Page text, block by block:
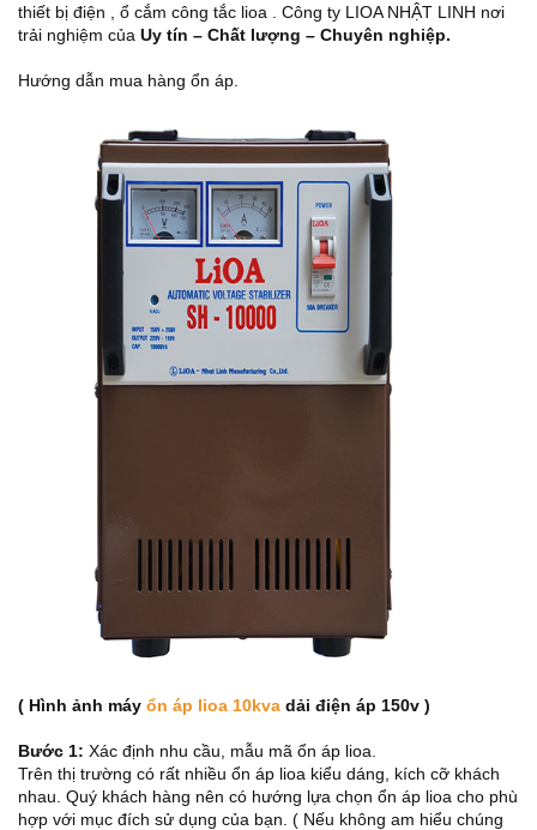
thiết bị điện , ổ cắm công tắc lioa . Công ty LIOA NHẬT LINH nơi
trải nghiệm của Uy tín – Chất lượng – Chuyên nghiệp.
Hướng dẫn mua hàng ổn áp.
( Hình ảnh máy ổn áp lioa 10kva dải điện áp 150v )
Bước 1: Xác định nhu cầu, mẫu mã ổn áp lioa.
Trên thị trường có rất nhiều ổn áp lioa kiểu dáng, kích cỡ khách
nhau. Quý khách hàng nên có hướng lựa chọn ổn áp lioa cho phù
hợp với mục đích sử dụng của bạn. ( Nếu không am hiểu chúng